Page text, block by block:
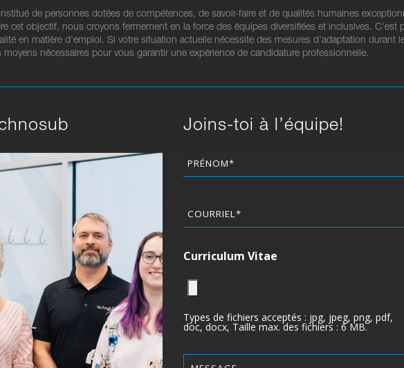
de personnes dotées de compétences, de savoir-faire et de qualités humaines
cet objectif, nous croyons fermement en la force des équipes diversifiées et inclusives.
en matière d'emploi. Si votre situation actuelle nécessite des mesures d’adaptation
nécessaires pour vous garantir une expérience de candidature professionnelle.
Joins-toi à l’équipe!
Nom
(Nécessaire)
Curriculum Vitae
Types de fichiers acceptés : jpg, jpeg, png, pdf,
doc, docx, Taille max. des fichiers : 6 MB.
Message